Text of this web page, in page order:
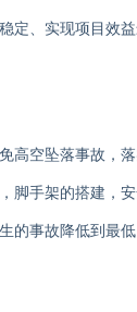
定、实现项目效
高空坠落事故，
脚手架的搭建，
的事故降低到最低